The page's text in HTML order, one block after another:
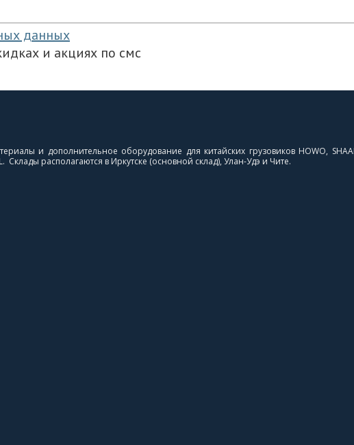
данных
и акциях по смс
и дополнительное оборудование для китайских грузовиков HOWO,
Склады располагаются в Иркутске (основной склад), Улан-Удэ и Чите.